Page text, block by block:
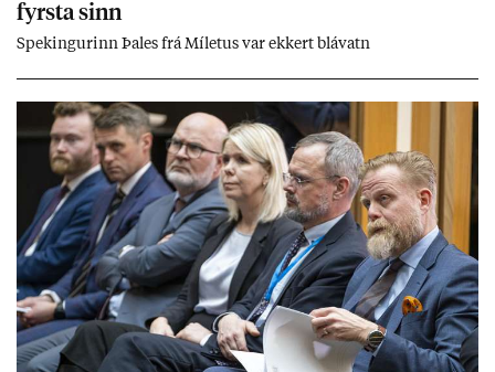
fyrsta sinn
Spek­ing­ur­inn Þa­les frá Míletus var ekk­ert blá­vatn